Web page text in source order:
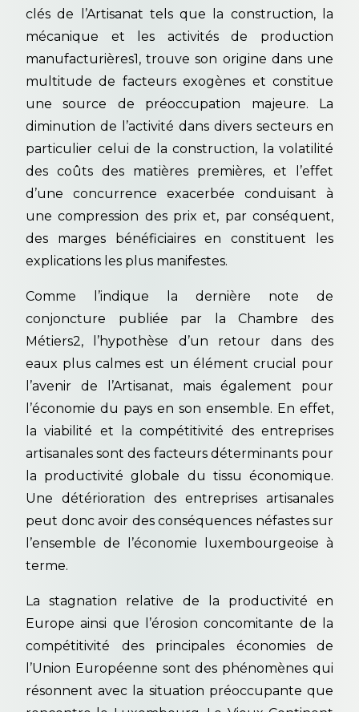
clés de l’Artisanat tels que la construction, la
mécanique et les activités de production
manufacturières1, trouve son origine dans une
multitude de facteurs exogènes et constitue
une source de préoccupation majeure. La
diminution de l’activité dans divers secteurs en
particulier celui de la construction, la volatilité
des coûts des matières premières, et l’effet
d’une concurrence exacerbée conduisant à
une compression des prix et, par conséquent,
des marges bénéficiaires en constituent les
explications les plus manifestes.
Comme l’indique la dernière note de
conjoncture publiée par la Chambre des
Métiers2, l’hypothèse d’un retour dans des
eaux plus calmes est un élément crucial pour
l’avenir de l’Artisanat, mais également pour
l’économie du pays en son ensemble. En effet,
la viabilité et la compétitivité des entreprises
artisanales sont des facteurs déterminants pour
la productivité globale du tissu économique.
Une détérioration des entreprises artisanales
peut donc avoir des conséquences néfastes sur
l’ensemble de l’économie luxembourgeoise à
terme.
La stagnation relative de la productivité en
Europe ainsi que l’érosion concomitante de la
compétitivité des principales économies de
l’Union Européenne sont des phénomènes qui
résonnent avec la situation préoccupante que